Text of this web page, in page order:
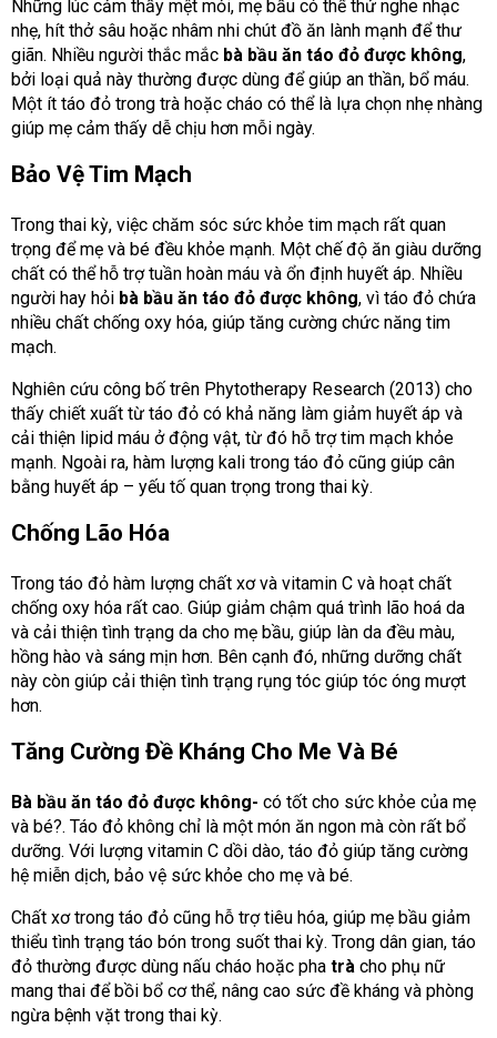
Những lúc cảm thấy mệt mỏi, mẹ bầu có thể thử nghe nhạc
nhẹ, hít thở sâu hoặc nhâm nhi chút đồ ăn lành mạnh để thư
giãn. Nhiều người thắc mắc bà bầu ăn táo đỏ được không,
bởi loại quả này thường được dùng để giúp an thần, bổ máu.
Một ít táo đỏ trong trà hoặc cháo có thể là lựa chọn nhẹ nhàng
giúp mẹ cảm thấy dễ chịu hơn mỗi ngày.
Bảo Vệ Tim Mạch
Trong thai kỳ, việc chăm sóc sức khỏe tim mạch rất quan
trọng để mẹ và bé đều khỏe mạnh. Một chế độ ăn giàu dưỡng
chất có thể hỗ trợ tuần hoàn máu và ổn định huyết áp. Nhiều
người hay hỏi bà bầu ăn táo đỏ được không, vì táo đỏ chứa
nhiều chất chống oxy hóa, giúp tăng cường chức năng tim
mạch.
Nghiên cứu công bố trên Phytotherapy Research (2013) cho
thấy chiết xuất từ táo đỏ có khả năng làm giảm huyết áp và
cải thiện lipid máu ở động vật, từ đó hỗ trợ tim mạch khỏe
mạnh. Ngoài ra, hàm lượng kali trong táo đỏ cũng giúp cân
bằng huyết áp – yếu tố quan trọng trong thai kỳ.
Chống Lão Hóa
Trong táo đỏ hàm lượng chất xơ và vitamin C và hoạt chất
chống oxy hóa rất cao. Giúp giảm chậm quá trình lão hoá da
và cải thiện tình trạng da cho mẹ bầu, giúp làn da đều màu,
hồng hào và sáng mịn hơn. Bên cạnh đó, những dưỡng chất
này còn giúp cải thiện tình trạng rụng tóc giúp tóc óng mượt
hơn.
Tăng Cường Đề Kháng Cho Me Và Bé
Bà bầu ăn táo đỏ được không- có tốt cho sức khỏe của mẹ
và bé?. Táo đỏ không chỉ là một món ăn ngon mà còn rất bổ
dưỡng. Với lượng vitamin C dồi dào, táo đỏ giúp tăng cường
hệ miễn dịch, bảo vệ sức khỏe cho mẹ và bé.
Chất xơ trong táo đỏ cũng hỗ trợ tiêu hóa, giúp mẹ bầu giảm
thiểu tình trạng táo bón trong suốt thai kỳ. Trong dân gian, táo
đỏ thường được dùng nấu cháo hoặc pha trà cho phụ nữ
mang thai để bồi bổ cơ thể, nâng cao sức đề kháng và phòng
ngừa bệnh vặt trong thai kỳ.